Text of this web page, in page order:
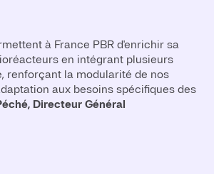
à France PBR d'enrichir sa
en intégrant plusieurs
renforçant la modularité de nos
aux besoins spécifiques des
Directeur Général